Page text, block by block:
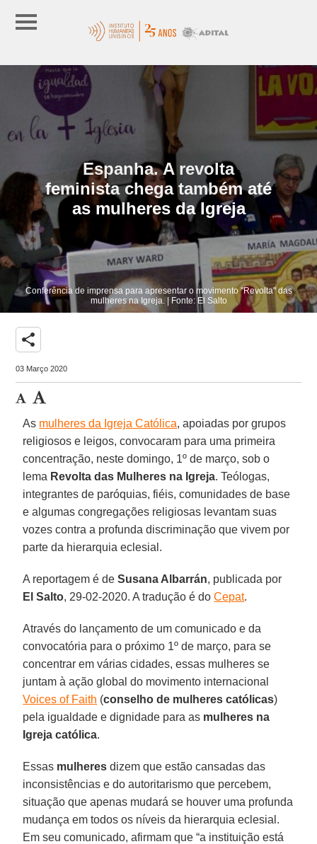
Espanha. A revolta
feminista chega também até
as mulheres da Igreja
Conferência de imprensa para apresentar o movimento "Revolta" das
mulheres na Igreja. | Fonte: El Salto
share
03 Março 2020
As mulheres da Igreja Católica, apoiadas por grupos
religiosos e leigos, convocaram para uma primeira
concentração, neste domingo, 1º de março, sob o
lema Revolta das Mulheres na Igreja. Teólogas,
integrantes de paróquias, fiéis, comunidades de base
e algumas congregações religiosas levantam suas
vozes contra a profunda discriminação que vivem por
parte da hierarquia eclesial.
A reportagem é deSusana Albarrán, publicada por
El Salto, 29-02-2020. A tradução é doCepat.
Através do lançamento de um comunicado e da
convocatória para o próximo 1º de março, para se
concentrar em várias cidades, essas mulheres se
juntam à ação global do movimento internacional
Voices of Faith (conselho de mulheres católicas)
pela igualdade e dignidade para as mulheres na
Igreja católica.
Essas mulheres dizem que estão cansadas das
inconsistências e do autoritarismo que percebem,
situação que apenas mudará se houver uma profunda
mudança em todos os níveis da hierarquia eclesial.
Em seu comunicado, afirmam que “a instituição está